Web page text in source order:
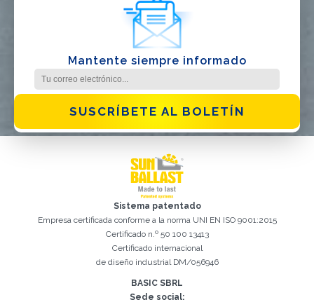
Mantente siempre informado
SUSCRÍBETE AL BOLETÍN
El campo Nombre es obligatorio
El campo Apellido es obligatorio
El campo Agencia es obligatorio
El campo Ciudad es obligatorio
El campo Teléfono es obligatorio
El campo Correo Electrónico es obligatorio
Correo Electrónico ingresado no válido
Debemos aceptar la Política de privacidad
continuar con la activación
Lo sentimos, se produjo el siguiente error:
Sistema patentado
Empresa certificada conforme a la norma UNI EN ISO 9001:2015
Certificado n.º 50 100 13413
Certificado internacional
de diseño industrial DM/056946
BASIC SBRL
Sede social: